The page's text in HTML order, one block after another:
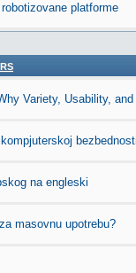
platforme
Variety, Usability,
bezbednosti
na engleski
masovnu upotrebu?